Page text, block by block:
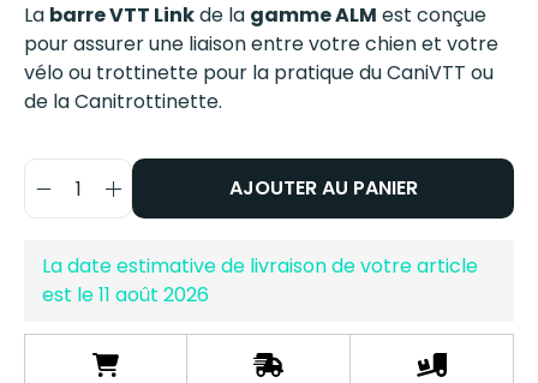
La barre VTT Linkde la gamme ALM est conçue
pour assurer une liaison entre votre chien et votre
vélo ou trottinette pour la pratique du CaniVTT ou
de la Canitrottinette.
AJOUTER AU PANIER
La date estimative de livraison de votre article
est le11 août 2026